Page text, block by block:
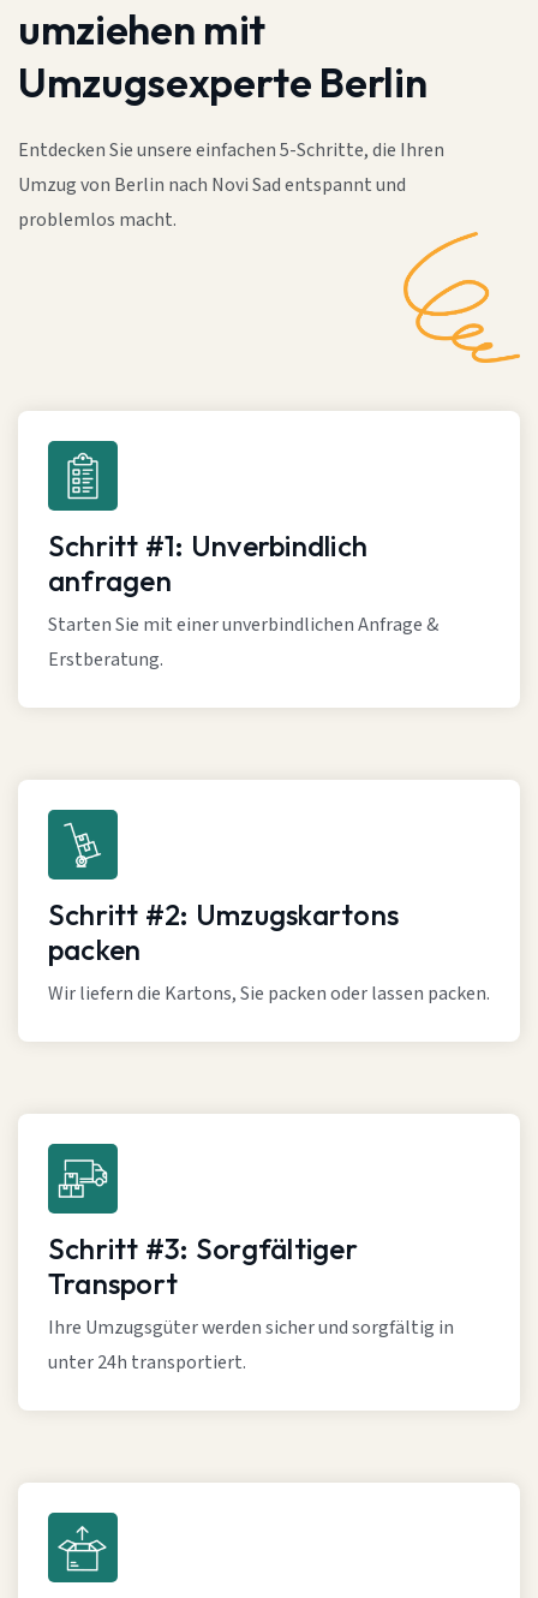
umziehen mit
Umzugsexperte Berlin
Entdecken Sie unsere einfachen 5-Schritte, die Ihren
Umzug von Berlin nach Novi Sad entspannt und
problemlos macht.
Schritt #1: Unverbindlich
anfragen
Starten Sie mit einer unverbindlichen Anfrage &
Erstberatung.
Schritt #2: Umzugskartons
packen
Wir liefern die Kartons, Sie packen oder lassen packen.
Schritt #3: Sorgfältiger
Transport
Ihre Umzugsgüter werden sicher und sorgfältig in
unter 24h transportiert.